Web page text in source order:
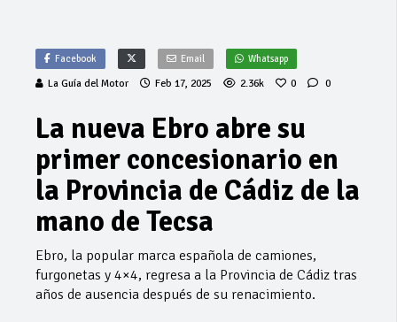
Facebook Email Whatsapp
La Guía del Motor Feb 17, 2025 2.36k 0 0
La nueva Ebro abre su
primer concesionario en
la Provincia de Cádiz de la
mano de Tecsa
Ebro, la popular marca española de camiones,
furgonetas y 4×4, regresa a la Provincia de Cádiz tras
años de ausencia después de su renacimiento.